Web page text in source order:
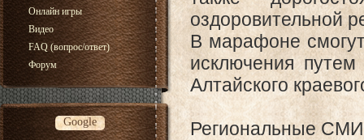
Онлайн игры
Видео
FAQ (вопрос/ответ)
Форум
Google
оздоровительной
В марафоне
исключения
Алтайского
Региональные